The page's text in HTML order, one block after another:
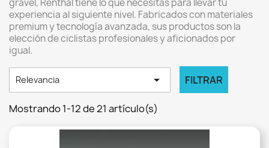
gravel, Renthal tiene lo que necesitas para llevar tu
experiencia al siguiente nivel. Fabricados con materiales
premium y tecnología avanzada, sus productos son la
elección de ciclistas profesionales y aficionados por
igual.
Relevancia  FILTRAR
Mostrando 1-12 de 21 artículo(s)